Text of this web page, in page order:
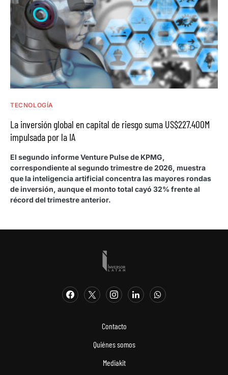
TECNOLOGÍA
La inversión global en capital de riesgo suma US$227.400M
impulsada por la IA
El segundo informe Venture Pulse de KPMG,
correspondiente al segundo trimestre de 2026, muestra
que la inteligencia artificial concentra las mayores rondas
de inversión, aunque el monto total cayó 32% frente al
récord del trimestre anterior.
Contacto
Quiénes somos
Mediakit